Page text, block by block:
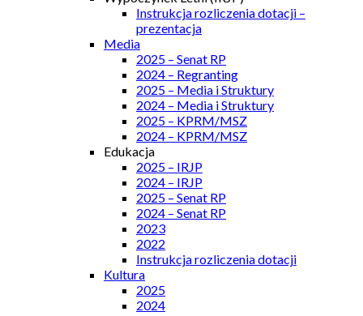
Instrukcja rozliczenia dotacji –
prezentacja
Media
2025 – Senat RP
2024 – Regranting
2025 – Media i Struktury
2024 – Media i Struktury
2025 – KPRM/MSZ
2024 – KPRM/MSZ
Edukacja
2025 – IRJP
2024 – IRJP
2025 – Senat RP
2024 – Senat RP
2023
2022
Instrukcja rozliczenia dotacji
Kultura
2025
2024